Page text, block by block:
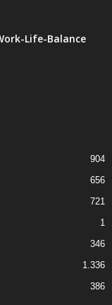
Life-Balance
904
656
721
1
346
1.336
386